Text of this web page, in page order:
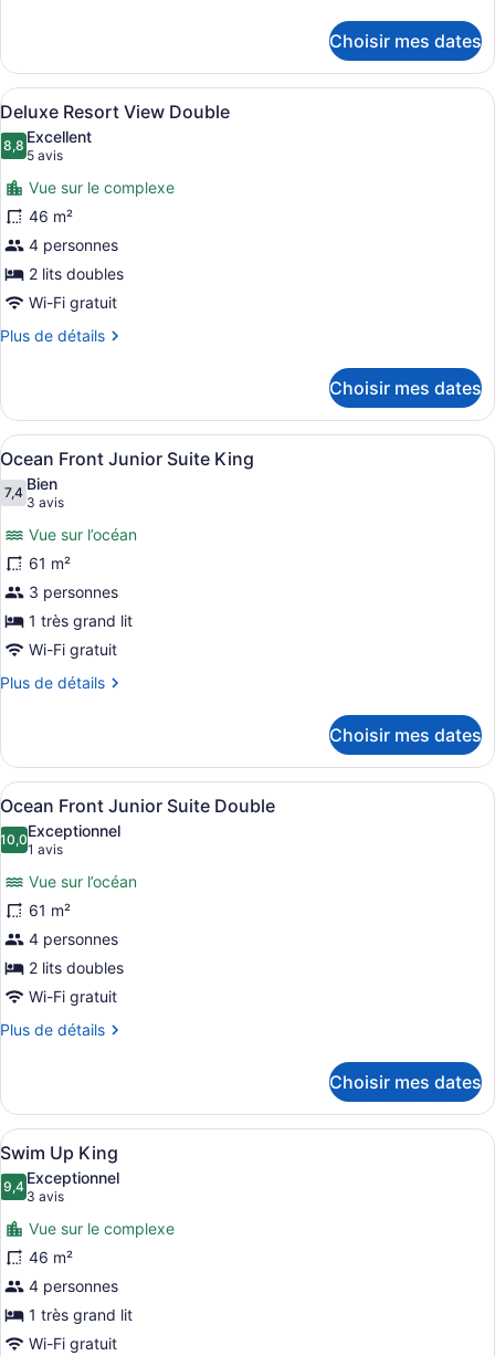
King
Deluxe
Resort
View
King
Choisir mes dates
Afficher
toutes
les
photos
pour
ce
type
de
chambre :
Deluxe
Double
Une chambre d’hôtel moderne
6
Deluxe Resort View Double
8,88,8 sur 10
Excellent
5 avis
(5 avis)
Vue sur le complexe
46 m²
4 personnes
2 lits doubles
Wi-Fi gratuit
Plus de détails
Plus
Deluxe
Resort
View
Double
Choisir mes dates
Afficher
toutes
les
photos
pour
ce
type
de
chambre :
Ocean
Suite
King
Une chambre d’hôtel avec un
8
Ocean Front Junior Suite King
7,47,4 sur 10
Bien
3 avis
(3 avis)
Vue sur l’océan
61 m²
3 personnes
1 très grand lit
Wi-Fi gratuit
Plus de détails
Plus
Ocean
Front
Junior
Suite
King
Choisir mes dates
Afficher
toutes
les
photos
pour
ce
type
de
chambre :
Ocean
Suite
Double
Une chambre d’hôtel avec deux
4
Ocean Front Junior Suite Double
10,010,0 sur 10
Exceptionnel
1 avis
(1 avis)
Vue sur l’océan
61 m²
4 personnes
2 lits doubles
Wi-Fi gratuit
Plus de détails
Plus
Ocean
Front
Junior
Suite
Double
Choisir mes dates
Afficher
toutes
les
photos
pour
ce
type
de
chambre :
Un couple se détend près d’une
6
Swim Up King
9,49,4 sur 10
Exceptionnel
3 avis
(3 avis)
Vue sur le complexe
46 m²
4 personnes
1 très grand lit
Wi-Fi gratuit